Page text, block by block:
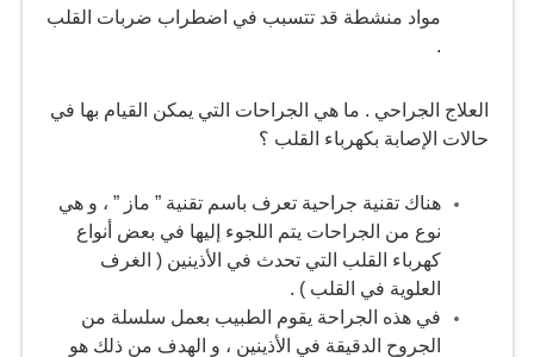
مواد منشطة قد تتسبب في اضطراب ضربات القلب
.
العلاج الجراحي . ما هي الجراحات التي يمكن القيام بها في
حالات الإصابة بكهرباء القلب ؟
هناك تقنية جراحية تعرف باسم تقنية ” ماز ” ، و هي
نوع من الجراحات يتم اللجوء إليها في بعض أنواع
كهرباء القلب التي تحدث في الأذينين ( الغرف
العلوية في القلب ) .
في هذه الجراحة يقوم الطبيب بعمل سلسلة من
الجروح الدقيقة في الأذينين ، و الهدف من ذلك هو